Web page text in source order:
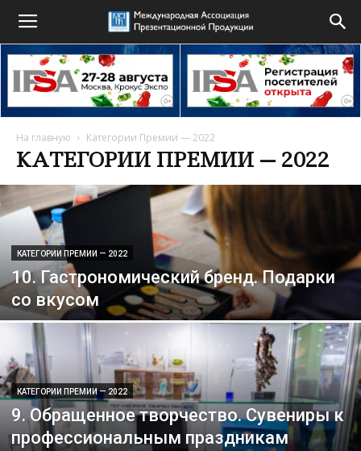
На главную Категории Премии — 2022
КАТЕГОРИИ ПРЕМИИ — 2022
КАТЕГОРИИ ПРЕМИИ — 2022
10. Гастрономический бренд. Подарки
со вкусом
КАТЕГОРИИ ПРЕМИИ — 2022
9. Обращенное творчество. Сувениры к
профессиональным праздникам